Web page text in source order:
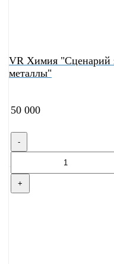
VR Химия "Сценарий
металлы"
50 000
-
+